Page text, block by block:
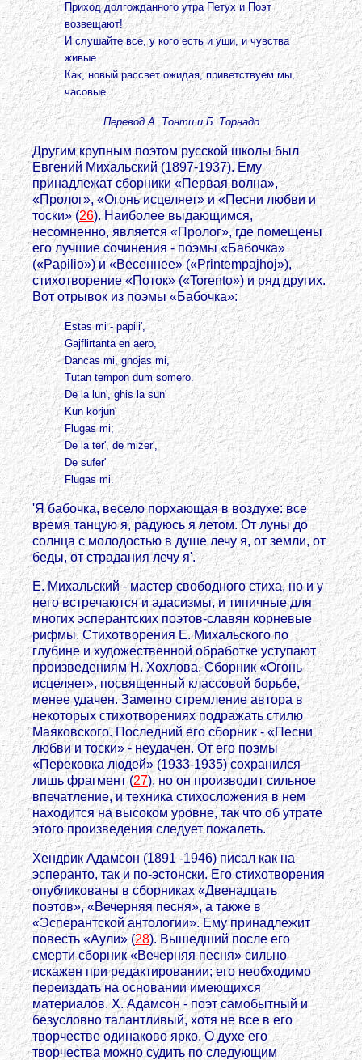
Приход долгожданного утра Петух и Поэт
возвещают!
И слушайте все, у кого есть и уши, и чувства
живые.
Как, новый рассвет ожидая, приветствуем мы,
часовые.
Перевод А. Тонти и Б. Торнадо
Другим крупным поэтом русской школы был
Евгений Михальский (1897-1937). Ему
принадлежат сборники «Первая волна»,
«Пролог», «Огонь исцеляет» и «Песни любви и
тоски» (26). Наиболее выдающимся,
несомненно, является «Пролог», где помещены
его лучшие сочинения - поэмы «Бабочка»
(«Papilio») и «Весеннее» («Printempajhoj»),
стихотворение «Поток» («Torento») и ряд других.
Вот отрывок из поэмы «Бабочка»:
Estas mi - papili',
Gajflirtanta en aero,
Dancas mi, ghojas mi,
Tutan tempon dum somero.
De la lun', ghis la sun'
Kun korjun'
Flugas mi;
De la ter', de mizer',
De sufer'
Flugas mi.
'Я бабочка, весело порхающая в воздухе: все
время танцую я, радуюсь я летом. От луны до
солнца с молодостью в душе лечу я, от земли, от
беды, от страдания лечу я'.
Е. Михальский - мастер свободного стиха, но и у
него встречаются и адасизмы, и типичные для
многих эсперантских поэтов-славян корневые
рифмы. Стихотворения Е. Михальского по
глубине и художественной обработке уступают
произведениям Н. Хохлова. Сборник «Огонь
исцеляет», посвященный классовой борьбе,
менее удачен. Заметно стремление автора в
некоторых стихотворениях подражать стилю
Маяковского. Последний его сборник - «Песни
любви и тоски» - неудачен. От его поэмы
«Перековка людей» (1933-1935) сохранился
лишь фрагмент (27), но он производит сильное
впечатление, и техника стихосложения в нем
находится на высоком уровне, так что об утрате
этого произведения следует пожалеть.
Хендрик Адамсон (1891 -1946) писал как на
эсперанто, так и по-эстонски. Его стихотворения
опубликованы в сборниках «Двенадцать
поэтов», «Вечерняя песня», а также в
«Эсперантской антологии». Ему принадлежит
повесть «Аули» (28). Вышедший после его
смерти сборник «Вечерняя песня» сильно
искажен при редактировании; его необходимо
переиздать на основании имеющихся
материалов. X. Адамсон - поэт самобытный и
безусловно талантливый, хотя не все в его
творчестве одинаково ярко. О духе его
творчества можно судить по следующим